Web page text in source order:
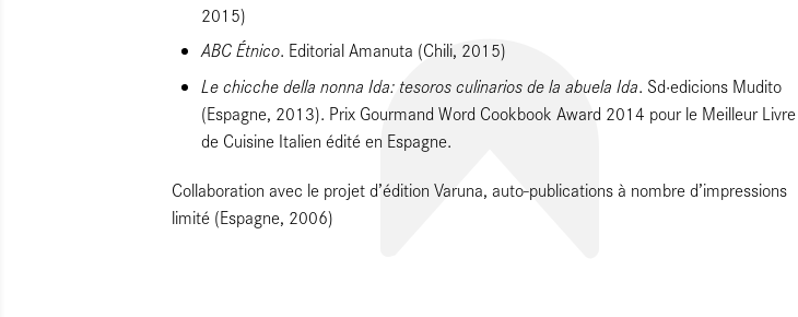
2015)
ABC Étnico. Editorial Amanuta (Chili, 2015)
Le chicche della nonna Ida: tesoros culinarios de la abuela Ida. Sd·edicions Mudito
(Espagne, 2013). Prix Gourmand Word Cookbook Award 2014 pour le Meilleur Livre
de Cuisine Italien édité en Espagne.
Collaboration avec le projet d’édition Varuna, auto-publications à nombre d’impressions
limité (Espagne, 2006)